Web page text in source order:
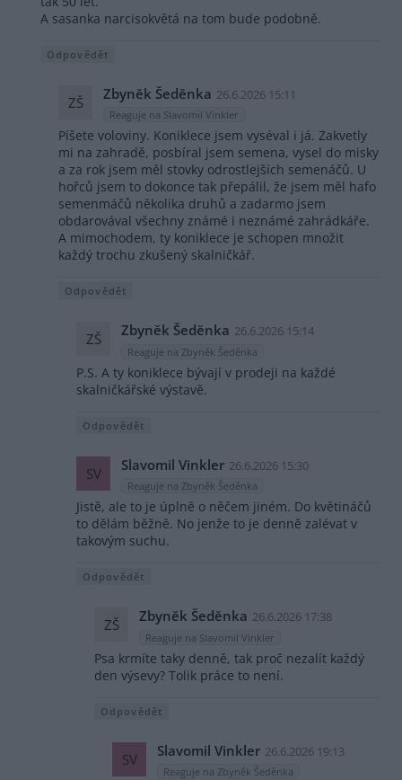
A sasanka narcisokvětá na tom bude podobně.
Odpovědět
ZŠ Zbyněk Šeděnka 26.6.2026 15:11
Reaguje na Slavomil Vinkler
Píšete voloviny. Koniklece jsem vyséval i já. Zakvetly
mi na zahradě, posbíral jsem semena, vysel do misky
a za rok jsem měl stovky odrostlejších semenáčů. U
hořců jsem to dokonce tak přepálil, že jsem měl hafo
semenmáčů několika druhů a zadarmo jsem
obdarovával všechny známé i neznámé zahrádkáře.
A mimochodem, ty koniklece je schopen množit
každý trochu zkušený skalničkář.
Odpovědět
ZŠ Zbyněk Šeděnka 26.6.2026 15:14
Reaguje na Zbyněk Šeděnka
P.S. A ty koniklece bývají v prodeji na každé
skalničkářské výstavě.
Odpovědět
SV Slavomil Vinkler 26.6.2026 15:30
Reaguje na Zbyněk Šeděnka
Jistě, ale to je úplně o něčem jiném. Do květináčů
to dělám běžně. No jenže to je denně zalévat v
takovým suchu.
Odpovědět
ZŠ Zbyněk Šeděnka 26.6.2026 17:38
Reaguje na Slavomil Vinkler
Psa krmíte taky denně, tak proč nezalít každý
den výsevy? Tolik práce to není.
Odpovědět
SV Slavomil Vinkler 26.6.2026 19:13
Reaguje na Zbyněk Šeděnka